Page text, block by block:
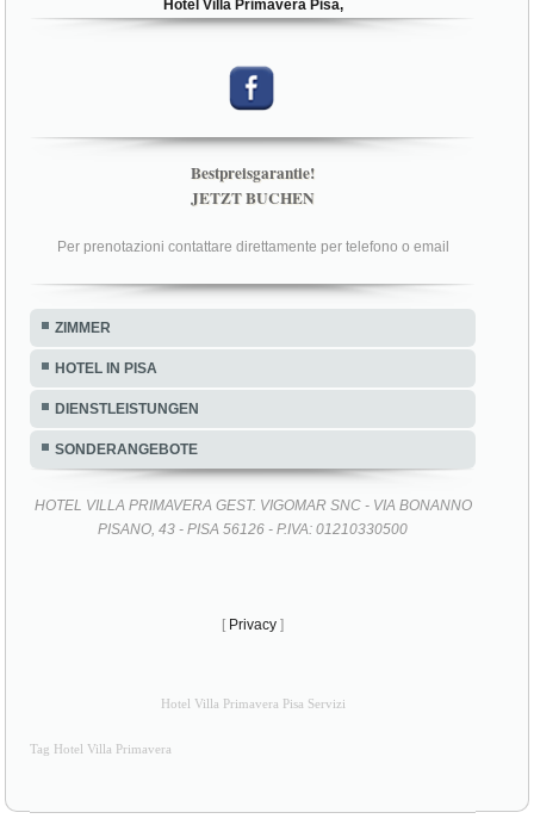
Hotel Villa Primavera Pisa,
Bestpreisgarantie!
JETZT BUCHEN
Per prenotazioni contattare direttamente per telefono o email
ZIMMER
HOTEL IN PISA
DIENSTLEISTUNGEN
SONDERANGEBOTE
HOTEL VILLA PRIMAVERA GEST. VIGOMAR SNC - VIA BONANNO
PISANO, 43 - PISA 56126 - P.IVA: 01210330500
[ Privacy ]
Hotel Villa Primavera Pisa Servizi
Tag Hotel Villa Primavera